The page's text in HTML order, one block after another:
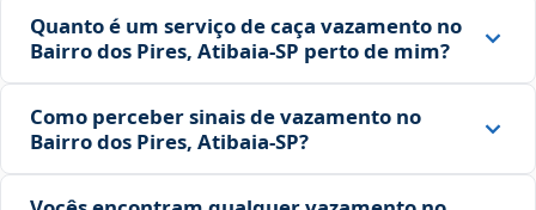
Quanto é um serviço de caça vazamento no
Bairro dos Pires, Atibaia‑SP perto de mim?
Como perceber sinais de vazamento no
Bairro dos Pires, Atibaia‑SP?